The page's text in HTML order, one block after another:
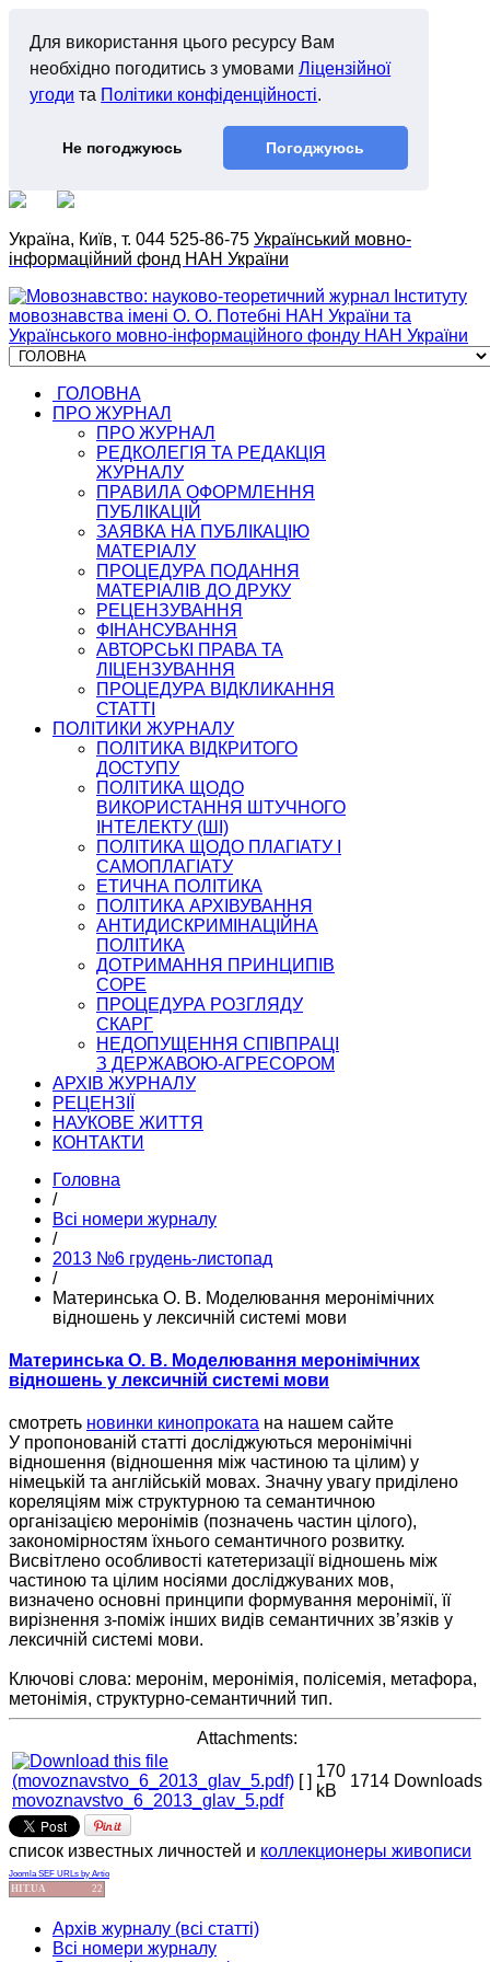
Для використання цього ресурсу Вам
необхідно погодитись з умовамиЛіцензійної
угоди та Політики конфіденційності.
Не погоджуюсь Погоджуюсь
Україна, Київ, т. 044 525-86-75 Український мовно-
інформаційний фонд НАН України
ГОЛОВНА
ПРО ЖУРНАЛ
ПРО ЖУРНАЛ
РЕДКОЛЕГІЯ ТА РЕДАКЦІЯ
ЖУРНАЛУ
ПРАВИЛА ОФОРМЛЕННЯ
ПУБЛІКАЦІЙ
ЗАЯВКА НА ПУБЛІКАЦІЮ
МАТЕРІАЛУ
ПРОЦЕДУРА ПОДАННЯ
МАТЕРІАЛІВ ДО ДРУКУ
РЕЦЕНЗУВАННЯ
ФІНАНСУВАННЯ
АВТОРСЬКІ ПРАВА ТА
ЛІЦЕНЗУВАННЯ
ПРОЦЕДУРА ВІДКЛИКАННЯ
СТАТТІ
ПОЛІТИКИ ЖУРНАЛУ
ПОЛІТИКА ВІДКРИТОГО
ДОСТУПУ
ПОЛІТИКА ЩОДО
ВИКОРИСТАННЯ ШТУЧНОГО
ІНТЕЛЕКТУ (ШІ)
ПОЛІТИКА ЩОДО ПЛАГІАТУ І
САМОПЛАГІАТУ
ЕТИЧНА ПОЛІТИКА
ПОЛІТИКА АРХІВУВАННЯ
АНТИДИСКРИМІНАЦІЙНА
ПОЛІТИКА
ДОТРИМАННЯ ПРИНЦИПІВ
COPE
ПРОЦЕДУРА РОЗГЛЯДУ
СКАРГ
НЕДОПУЩЕННЯ СПІВПРАЦІ
З ДЕРЖАВОЮ-АГРЕСОРОМ
АРХІВ ЖУРНАЛУ
РЕЦЕНЗІЇ
НАУКОВЕ ЖИТТЯ
КОНТАКТИ
Головна
/
Всі номери журналу
/
2013 №6 грудень-листопад
/
Материнська О. В. Моделювання меронімічних
відношень у лексичній системі мови
Материнська О. В. Моделювання меронімічних
відношень у лексичній системі мови
смотреть новинки кинопроката на нашем сайте
У пропонованій статті досліджуються меронімічні
відношення (відношення між частиною та цілим) у
німецькій та англійській мовах. Значну увагу приділено
кореляціям між структурною та семантичною
організацією меронімів (позначень частин цілого),
закономірностям їхнього семантичного розвитку.
Висвітлено особливості катетеризації відношень між
частиною та цілим носіями досліджуваних мов,
визначено основні принципи формування меронімії, її
вирізнення з-поміж інших видів семантичних зв’язків у
лексичній системі мови.
Ключові слова: меронім, меронімія, полісемія, метафора,
метонімія, структурно-семантичний тип.
Attachments:
movoznavstvo_6_2013_glav_5.pdf
[ ]
170
kB
1714 Downloads
список известных личностей и коллекционеры живописи
Joomla SEF URLs by Artio
HIT.UA 22
Архів журналу (всі статті)
Всі номери журналу